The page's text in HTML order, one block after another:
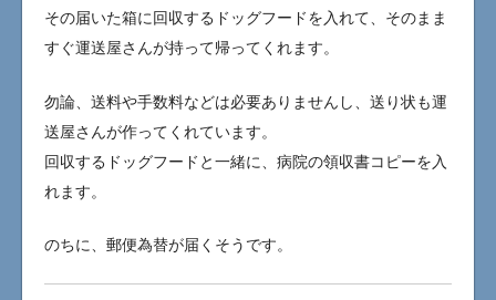
その届いた箱に回収するドッグフードを入れて、そのまま
すぐ運送屋さんが持って帰ってくれます。
勿論、送料や手数料などは必要ありませんし、送り状も運
送屋さんが作ってくれています。
回収するドッグフードと一緒に、病院の領収書コピーを入
れます。
のちに、郵便為替が届くそうです。